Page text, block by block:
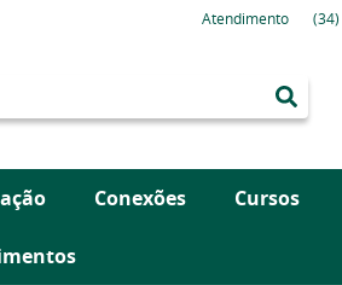
Atendimento (34)
Conexões Cursos